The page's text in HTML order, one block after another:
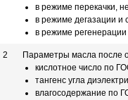
в режиме перекачки,
в режиме дегазации и
в режиме регенерации
2
Параметры масла после
кислотное число по
тангенс угла
влагосодержание по